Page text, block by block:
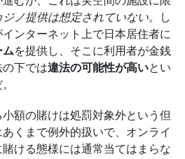
ノ提供は想定されていない。し
ンターネット上で日本居住者に
ムを提供し、そこに利用者が金銭
下では違法の可能性が高いとい
小額の賭けは処罰対象外という但
くまで例外的扱いで、オンライ
ける態様には通常当てはまらな